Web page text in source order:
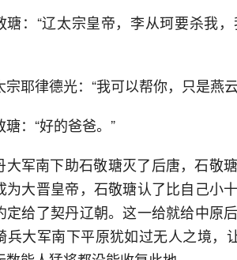
瑭：“辽太宗皇帝，李从珂要杀我
宗耶律德光：“我可以帮你，只是燕
瑭：“好的爸爸。”
大军南下助石敬瑭灭了后唐，石敬
为大晋皇帝，石敬瑭认了比自己小
定给了契丹辽朝。这一给就给中原
兵大军南下平原犹如过无人之境，